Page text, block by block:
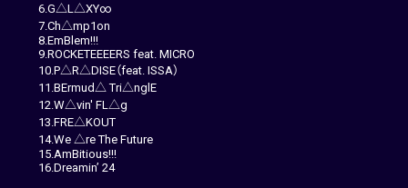
6.G△L△XY∞
7.Ch△mp1on
8.EmBlem!!!
9.ROCKETEEEERS feat. MICRO
10.P△R△DISE（feat. ISSA）
11.BErmud△ Tri△nglE
12.W△vin' FL△g
13.FRE△KOUT
14.We △re The Future
15.AmBitious!!!
16.Dreamin’ 24